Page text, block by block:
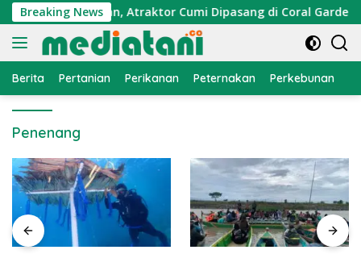
Langsung
ke
konten
Breaking News
Nelayan, Atraktor Cumi Dipasang di Coral Garden
Berita Pertanian Perikanan Peternakan Perkebunan
Penenang